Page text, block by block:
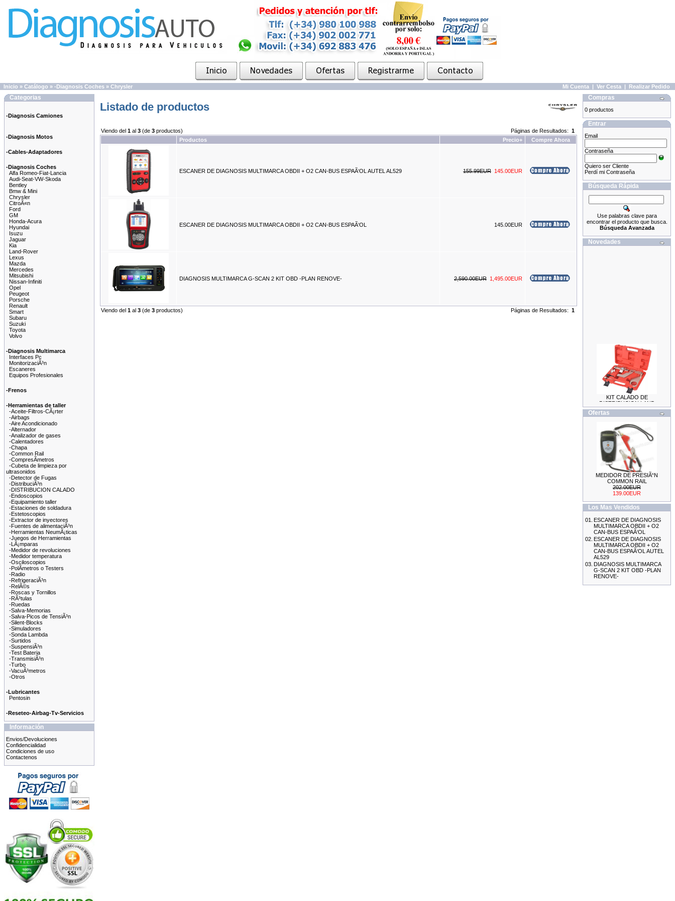
Inicio » Catálogo » -Diagnosis Coches » Chrysler Mi Cuenta | Ver Cesta | Realizar Pedido
Categorias
-Diagnosis Camiones
-Diagnosis Motos
-Cables-Adaptadores
-Diagnosis Coches
Alfa Romeo-Fiat-Lancia
Audi-Seat-VW-Skoda
Bentley
Bmw & Mini
Chrysler
CitroÃ«n
Ford
GM
Honda-Acura
Hyundai
Isuzu
Jaguar
Kia
Land-Rover
Lexus
Mazda
Mercedes
Mitsubishi
Nissan-Infiniti
Opel
Peugeot
Porsche
Renault
Smart
Subaru
Suzuki
Toyota
Volvo
-Diagnosis Multimarca
Interfaces Pc
MonitorizaciÃ³n
Escaneres
Equipos Profesionales
-Frenos
-Herramientas de taller
-Aceite-Filtros-CÃ¡rter
-Airbags
-Aire Acondicionado
-Alternador
-Analizador de gases
-Calentadores
-Chapa
-Common Rail
-CompresÃ­metros
-Cubeta de limpieza por
ultrasonidos
-Detector de Fugas
-DistribuciÃ³n
-DISTRIBUCION CALADO
-Endoscopios
-Equipamiento taller
-Estaciones de soldadura
-Estetoscopios
-Extractor de inyectores
-Fuentes de alimentaciÃ³n
-Herramientas NeumÃ¡ticas
-Juegos de Herramientas
-LÃ¡mparas
-Medidor de revoluciones
-Medidor temperatura
-Osciloscopios
-PolÃ­metros o Testers
-Radio
-RefrigeraciÃ³n
-RelÃ©s
-Roscas y Tornillos
-RÃ³tulas
-Ruedas
-Salva-Memorias
-Salva-Picos de TensiÃ³n
-Silent-Blocks
-Simuladores
-Sonda Lambda
-Surtidos
-SuspensiÃ³n
-Test Bateria
-TransmisiÃ³n
-Turbo
-VacuÃ³metros
-Otros
-Lubricantes
Pentosin
-Reseteo-Airbag-Tv-Servicios
Información
Envios/Devoluciones
Confidencialidad
Condiciones de uso
Contactenos
Listado de productos
Viendo del 1 al 3 (de 3 productos) Páginas de Resultados: 1
Productos
Precio+ Compre Ahora
ESCANER DE DIAGNOSIS MULTIMARCA OBDII + O2 CAN-BUS ESPAÃ‘OL AUTEL AL529 155.99EUR 145.00EUR
ESCANER DE DIAGNOSIS MULTIMARCA OBDII + O2 CAN-BUS ESPAÃ‘OL 145.00EUR
DIAGNOSIS MULTIMARCA G-SCAN 2 KIT OBD -PLAN RENOVE- 2,590.00EUR 1,495.00EUR
Viendo del 1 al 3 (de 3 productos) Páginas de Resultados: 1
Compras
0 productos
Entrar
Email
Contraseña
Quiero ser Cliente
Perdí mi Contraseña
Búsqueda Rápida
Use palabras clave para
encontrar el producto que busca.
Búsqueda Avanzada
Novedades
KIT CALADO DE
DISTRIBUCION LAND
69.99EUR
59.99EUR
KIT DE CALADO FORD
MOTORES 2.0L
ECOBOOST
69.99EUR
---------
ESCANER DE DIAGNOSIS
MULTIMARCA OBDII + O2
CAN-BUS ESPAÃ‘OL AUTEL
Ofertas
MEDIDOR DE PRESIÃ“N
COMMON RAIL
202.00EUR
139.00EUR
Los Mas Vendidos
01. ESCANER DE DIAGNOSIS
MULTIMARCA OBDII + O2
CAN-BUS ESPAÃ‘OL
02. ESCANER DE DIAGNOSIS
MULTIMARCA OBDII + O2
CAN-BUS ESPAÃ‘OL AUTEL
AL529
03. DIAGNOSIS MULTIMARCA
G-SCAN 2 KIT OBD -PLAN
RENOVE-